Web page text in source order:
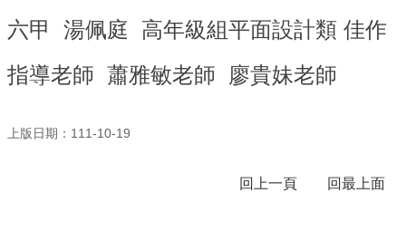
校
園
動
態
政
六甲 湯佩庭 高年級組平面設計類 佳作
指導老師 蕭雅敏老師 廖貴妹老師
上版日期：111-10-19
回上一頁 回最上面